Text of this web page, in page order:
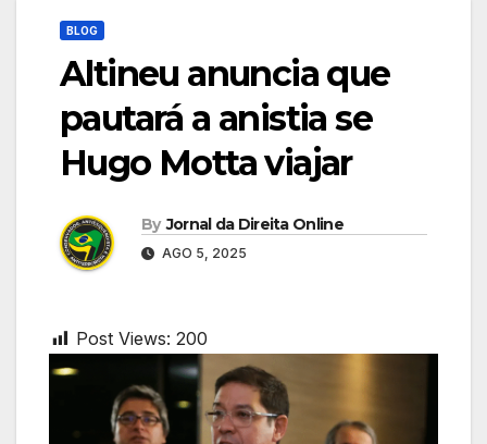
BLOG
Altineu anuncia que
pautará a anistia se
Hugo Motta viajar
By Jornal da Direita Online
AGO 5, 2025
Post Views: 200